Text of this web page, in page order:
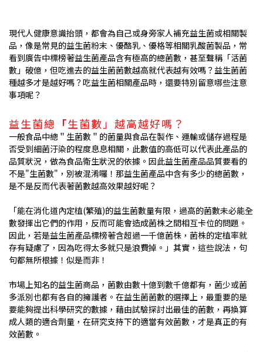
現代人健康意識抬頭，都會為自己或身旁家人補充益生菌或相關製
品，像是常見的益生菌粉末、優酪乳、優格等相關乳酸菌製品，常
看到廣告中標榜著益生菌產品含有極高的總菌數，甚至聲稱「活菌
數」破億，但吃進去的益生菌菌數越高就代表越有效嗎？益生菌菌
種越多才是越好嗎？吃益生菌相關產品時，還要特別留意哪些注意
事項呢？
益生菌總 「生菌數」越高越好嗎？
一般食品中總＂生菌數＂的菌量與食品在製作、運輸或儲存過程是
否受到細菌汙染的程度息息相關，此數值的高低可以代表此產品的
品質狀況，做為食品衛生狀況的依據。因此益生菌產品品質要看的
不是"生菌數"，別被混淆囉！那益生菌產品中含有多少的總菌數，
是不是反而代表著菌數越高效果越好呢？
「能在消化道內定植(繁殖)的益生菌數量有限，過高的菌數未必能全
數發揮出它們的作用，反而可能會造成菌株之間相互卡位的問題。
因此，若是益生菌產品標榜著含超過一千億菌株，菌株的定植率就
存有疑慮了，因為吃得太多就只是浪費掉。」其實，這些說法，句
句都無所根據！似是而非！
市場上知名的益生菌商品，菌數由數十億到數千億都有，菌少或菌
多派別也都有各自的擁護者。在益生菌菌數的選擇上，最重要的是
要能夠提出科學研究的數據，藉由試驗探討出最佳的菌數，再換算
成人類的適合劑量，在研究支持下的適當有效菌數，才是真正的有
效菌數。